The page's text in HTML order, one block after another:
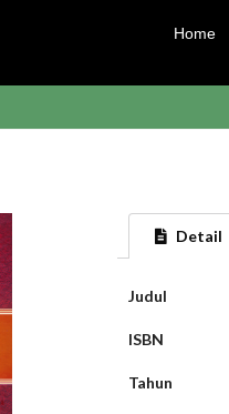
Home
Detail
Judul
ISBN
Tahun